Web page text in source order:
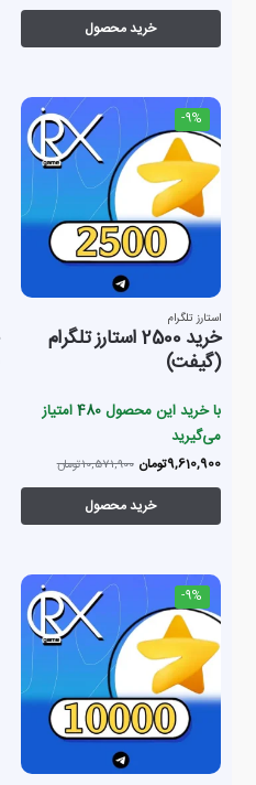
خرید محصول
-9%
استارز تلگرام
خرید 2500 استارز تلگرام
(گیفت)
با خرید این محصول480امتیاز
می‌گیرید
10,571,900تومان 9,610,900تومان
خرید محصول
-9%